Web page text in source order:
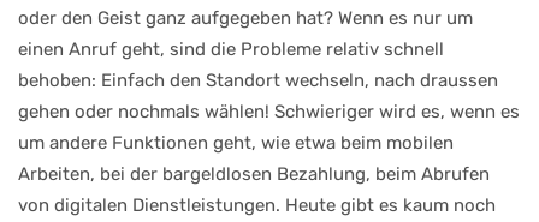
oder den Geist ganz aufgegeben hat? Wenn es nur um
einen Anruf geht, sind die Probleme relativ schnell
behoben: Einfach den Standort wechseln, nach draussen
gehen oder nochmals wählen! Schwieriger wird es, wenn es
um andere Funktionen geht, wie etwa beim mobilen
Arbeiten, bei der bargeldlosen Bezahlung, beim Abrufen
von digitalen Dienstleistungen. Heute gibt es kaum noch